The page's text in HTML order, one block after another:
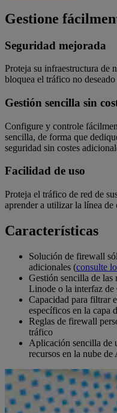
Gestione
Seguridad mejorada
Proteja su infraestructura de
bloquea el tráfico no
Gestión sencilla sin
Configure y controle
sencilla, de forma que
seguridad sin costes
Facilidad de uso
Proteja el tráfico de red de
aprender a utilizar la línea de
Características
Solución de firewall
adicionales (consulte
Gestión sencilla de
Linode o la interfaz
Capacidad para filtrar
específicos en la capa
Reglas de firewall
tráfico
Aplicación sencilla de
recursos en la nube de